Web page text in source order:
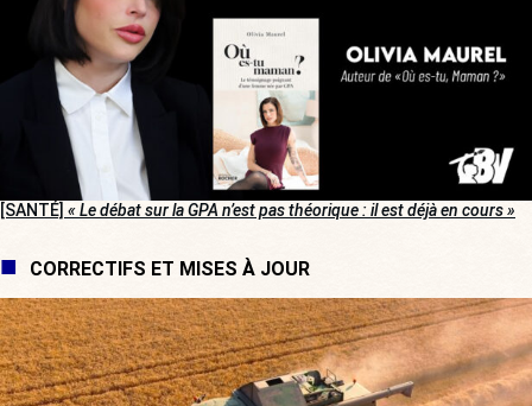
[SANTÉ] « Le débat sur la GPA n’est pas théorique : il est déjà en cours »
CORRECTIFS ET MISES À JOUR